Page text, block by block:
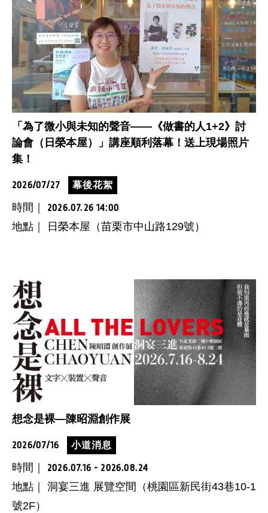
「為了微小與未知的聲音——《做書的人1+2》討
論會（日榮本屋）」講座順利落幕！送上現場照片
集！
2026/07/27 幕後花絮
時間｜ 2026.07.26 14:00
地點｜ 日榮本屋（苗栗市中山路129號）
想念是裸—陳昭淵創作展
2026/07/16 小道消息
時間｜ 2026.07.16 - 2026.08.24
地點｜ 洞宴三進 展覽空間（桃園區新民街43巷10-1
號2F）